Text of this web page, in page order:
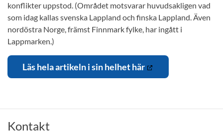
konflikter uppstod. (Området motsvarar huvudsakligen vad
som idag kallas svenska Lappland och finska Lappland. Även
nordöstra Norge, främst Finnmark fylke, har ingått i
Lappmarken.)
Läs hela artikeln i sin helhet här
Kontakt